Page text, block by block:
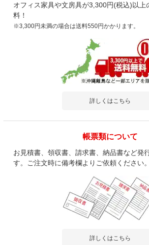
オフィス家具や文房具が3,300円(税込)以上
料！
※3,300円未満の場合は送料550円かかります。
詳しくはこちら
帳票類について
お見積書、領収書、請求書、納品書など発
す。ご注文時に備考欄よりご依頼ください。
詳しくはこちら